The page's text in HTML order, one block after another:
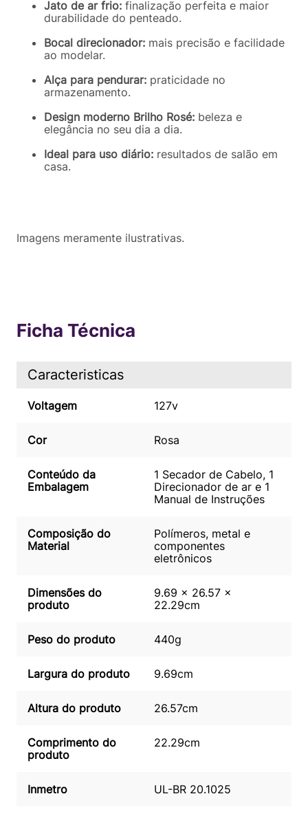
Jato de ar frio: finalização perfeita e maior
durabilidade do penteado.
Bocal direcionador: mais precisão e facilidade
ao modelar.
Alça para pendurar: praticidade no
armazenamento.
Design moderno Brilho Rosé: beleza e
elegância no seu dia a dia.
Ideal para uso diário: resultados de salão em
casa.
Imagens meramente ilustrativas.
Ficha Técnica
Caracteristicas
Voltagem 127v
Cor Rosa
Conteúdo da
Embalagem
1 Secador de Cabelo, 1
Direcionador de ar e 1
Manual de Instruções
Composição do
Material
Polímeros, metal e
componentes
eletrônicos
Dimensões do
produto
9.69 x 26.57 x
22.29cm
Peso do produto 440g
Largura do produto 9.69cm
Altura do produto 26.57cm
Comprimento do
produto
22.29cm
Inmetro UL-BR 20.1025